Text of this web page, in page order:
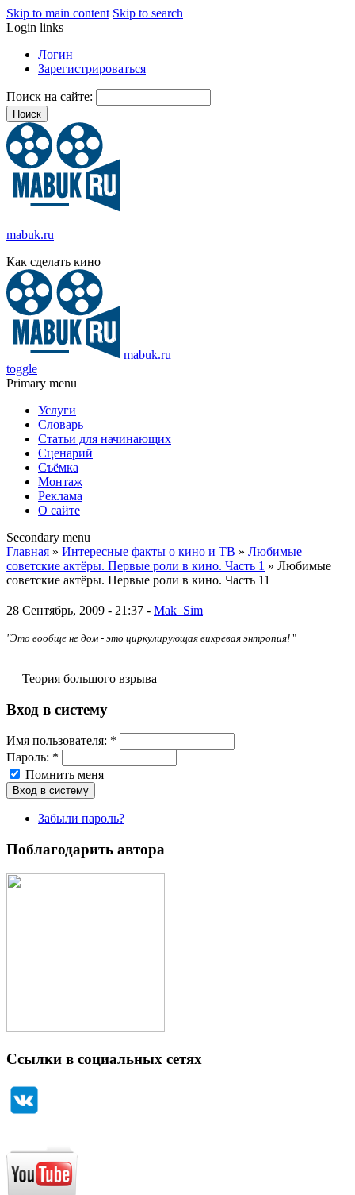
Skip to main content Skip to search
Login links
Логин
Зарегистрироваться
Поиск на сайте:
mabuk.ru
Как сделать кино
mabuk.ru
toggle
Primary menu
Услуги
Словарь
Статьи для начинающих
Сценарий
Съёмка
Монтаж
Реклама
О сайте
Secondary menu
Главная » Интересные факты о кино и ТВ » Любимые
советские актёры. Первые роли в кино. Часть 1 » Любимые
советские актёры. Первые роли в кино. Часть 11
28 Сентябрь, 2009 - 21:37 - Mak_Sim
"Это вообще не дом - это циркулирующая вихревая энтропия! "
— Теория большого взрыва
Вход в систему
Имя пoльзовaтeля: *
Пароль: *
Помнить меня
Забыли пароль?
Поблагодарить автора
Ссылки в социальных сетях